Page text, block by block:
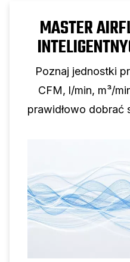
MASTER
Poznaj jednostki
CFM, l/min, m³/
prawidłowo dobrać